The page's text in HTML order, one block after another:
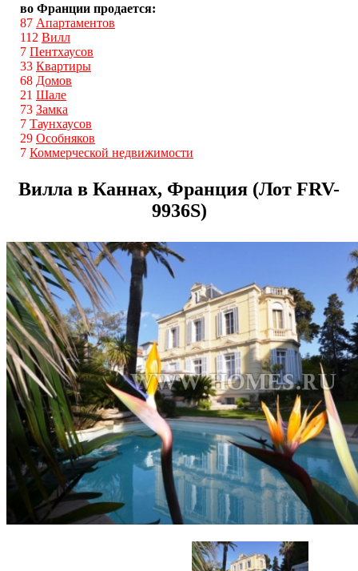
во Франции продается:
87 Апартаментов
112 Вилл
7 Пентхаусов
33 Квартиры
68 Домов
21 Шале
73 Замка
7 Таунхаусов
29 Особняков
7 Коммерческой недвижимости
Вилла в Каннах, Франция (Лот FRV-
9936S)